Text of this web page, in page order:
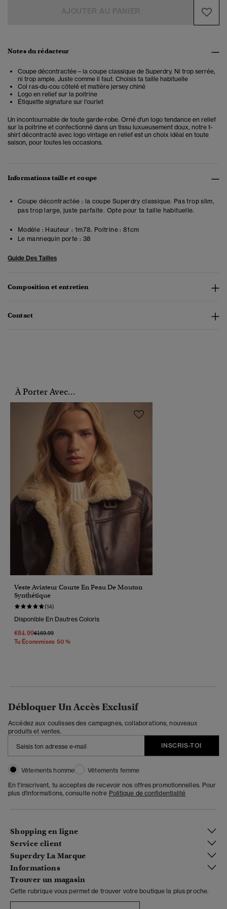
Notes du rédacteur
Coupe décontractée – la coupe classique de Superdry. Ni trop serrée,
ni trop ample. Juste comme il faut. Choisis ta taille habituelle
Col ras-du-cou côtelé et matière jersey chiné
Logo en relief sur la poitrine
Étiquette signature sur l'ourlet
Un incontournable de toute garde-robe. Orné d'un logo tendance en relief
sur la poitrine et confectionné dans un tissu luxueusement doux, notre t-
shirt décontracté avec logo vintage en relief est un choix idéal en toute
saison, pour toutes les occasions.
Informations taille et coupe
Coupe décontractée : la coupe Superdry classique. Pas trop slim,
pas trop large, juste parfaite. Opte pour ta taille habituelle.
Modèle : Hauteur : 1m78. Poitrine : 81cm
Le mannequin porte : 38
Guide Des Tailles
Composition et entretien
Contact
À Porter Avec...
Veste Aviateur Courte En Peau De Mouton
Synthétique
(14)
Disponible En Dautres Coloris
€84.99Prix Réduit De
€169.99À
Tu Économises 50 %
Débloquer Un Accès Exclusif
Accédez aux coulisses des campagnes, collaborations, nouveaux
produits et ventes.
INSCRIS-TOI
Vêtements homme
Vêtements femme
En t'inscrivant, tu acceptes de recevoir nos offres promotionnelles. Pour
plus d'informations, consulte notre Politique de confidentialité
Shopping en ligne
Service client
Superdry La Marque
Informations
Trouver un magasin
Cette rubrique vous permet de trouver votre boutique la plus proche.